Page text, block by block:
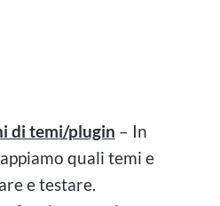
di temi/plugin – In
quali temi e
e testare.